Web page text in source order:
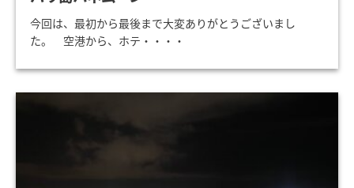
今回は、最初から最後まで大変ありがとうございまし
た。 空港から、ホテ・・・・